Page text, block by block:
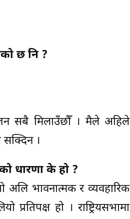
छ नि ?
सबै मिलाउँछौँ । मैले अहिले
सक्दिन ।
धारणा के हो ?
अलि भावनात्मक र व्यवहारिक
हो । राष्ट्रियसभामा